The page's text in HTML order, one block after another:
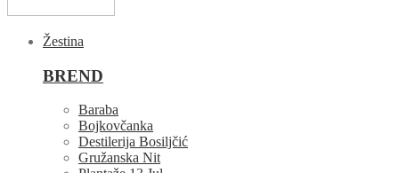
Žestina
BREND
Baraba
Bojkovčanka
Destilerija Bosiljčić
Gružanska Nit